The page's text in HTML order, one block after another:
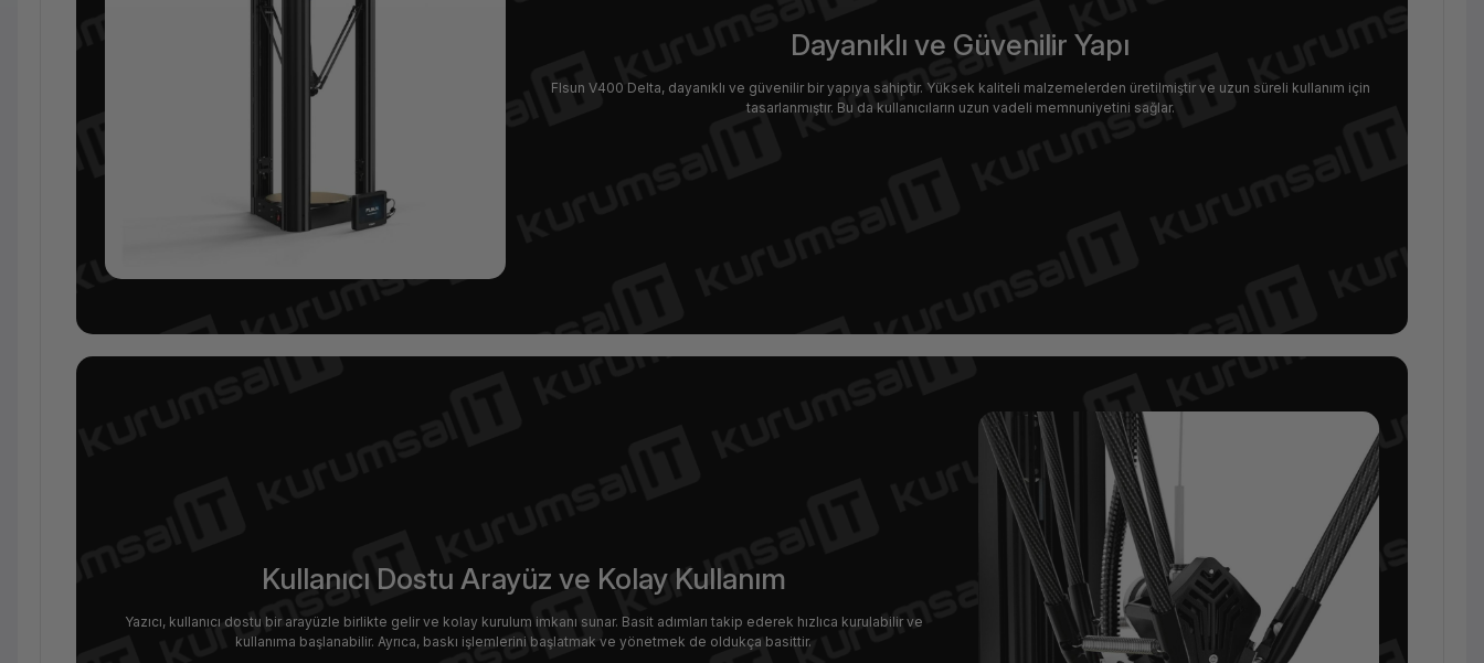
Dayanıklı ve Güvenilir Yapı
Flsun V400 Delta, dayanıklı ve güvenilir bir yapıya sahiptir. Yüksek kaliteli malzemelerden üretilmiştir ve uzun süreli kullanım için
tasarlanmıştır. Bu da kullanıcıların uzun vadeli memnuniyetini sağlar.
Kullanıcı Dostu Arayüz ve Kolay Kullanım
Yazıcı, kullanıcı dostu bir arayüzle birlikte gelir ve kolay kurulum imkanı sunar. Basit adımları takip ederek hızlıca kurulabilir ve
kullanıma başlanabilir. Ayrıca, baskı işlemlerini başlatmak ve yönetmek de oldukça basittir.